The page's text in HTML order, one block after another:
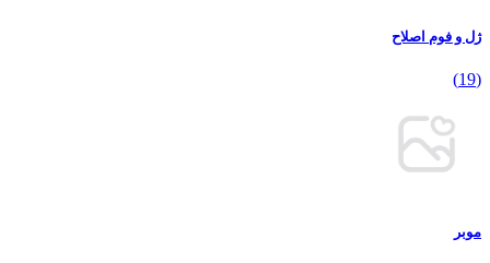
ژل و فوم اصلاح
(19)
موبر